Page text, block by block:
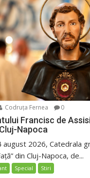
Codruța Fernea 0
Francisc de
Napoca
august 2026, Catedrala
din Cluj-Napoca, de...
Special Stiri